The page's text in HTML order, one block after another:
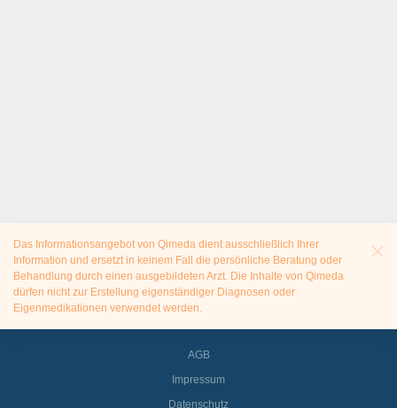
Das Informationsangebot von Qimeda dient ausschließlich Ihrer
Information und ersetzt in keinem Fall die persönliche Beratung oder
Behandlung durch einen ausgebildeten Arzt. Die Inhalte von Qimeda
dürfen nicht zur Erstellung eigenständiger Diagnosen oder
Eigenmedikationen verwendet werden.
AGB
Impressum
Datenschutz